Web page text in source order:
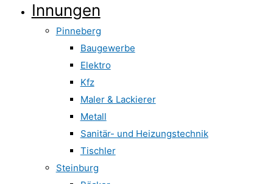
Innungen
Pinneberg
Baugewerbe
Elektro
Kfz
Maler & Lackierer
Metall
Sanitär- und Heizungstechnik
Tischler
Steinburg